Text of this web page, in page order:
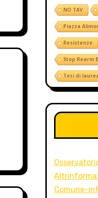
NO TAV
Piazza
Resistenze
Stop Rearm
Tesi di
Comune-